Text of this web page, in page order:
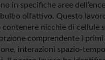
in specifiche aree
olfattivo. Questo
nicchie di cellule
comprendente i
interazioni spazio-